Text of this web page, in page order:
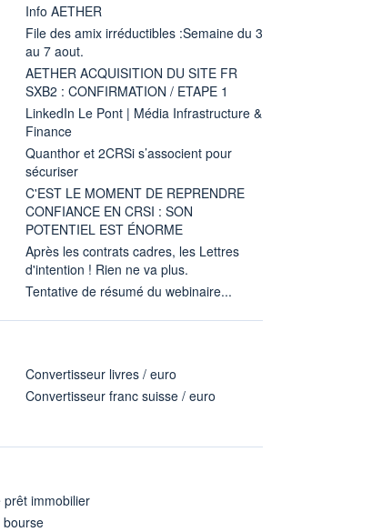
Info AETHER
File des amix irréductibles :Semaine du 3
au 7 aout.
AETHER ACQUISITION DU SITE FR
SXB2 : CONFIRMATION / ETAPE 1
LinkedIn Le Pont | Média Infrastructure &
Finance
Quanthor et 2CRSi s’associent pour
sécuriser
C'EST LE MOMENT DE REPRENDRE
CONFIANCE EN CRSI : SON
POTENTIEL EST ÉNORME
Après les contrats cadres, les Lettres
d'intention ! Rien ne va plus.
Tentative de résumé du webinaire...
Convertisseur livres / euro
Convertisseur franc suisse / euro
prêt immobilier
bourse